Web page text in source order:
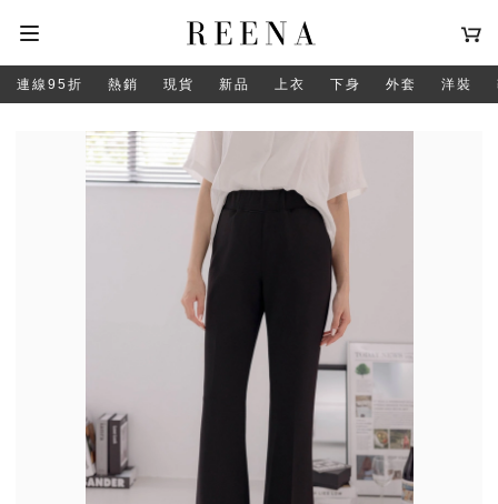
連線95折 熱銷 現貨 新品 上衣 下身 外套 洋裝